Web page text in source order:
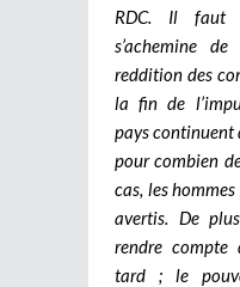
RDC. Il faut
s’achemine
reddition des
la fin de
pays continuent
pour combien
cas, les
avertis. De
rendre
tard ; le